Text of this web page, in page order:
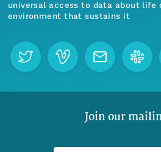
universal access to data about life
environment that sustains it
Join our